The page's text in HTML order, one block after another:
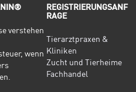
verstehen
wenn
REGISTRIERUNGSANF
RAGE
Tierarztpraxen &
Kliniken
Zucht und Tierheime
Fachhandel